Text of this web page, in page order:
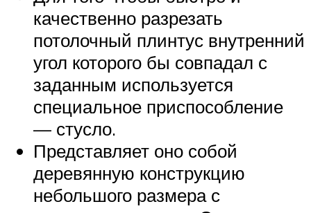
качественно разрезать
потолочный плинтус внутренний
угол которого бы совпадал с
заданным используется
специальное приспособление
— стусло.
Представляет оно собой
деревянную конструкцию
небольшого размера с